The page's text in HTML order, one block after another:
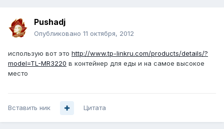
Pushadj
Опубликовано 11 октября, 2012
использую вот это http://www.tp-linkru.com/products/details/?
model=TL-MR3220 в контейнер для еды и на самое высокое
место
Вставить ник Цитата